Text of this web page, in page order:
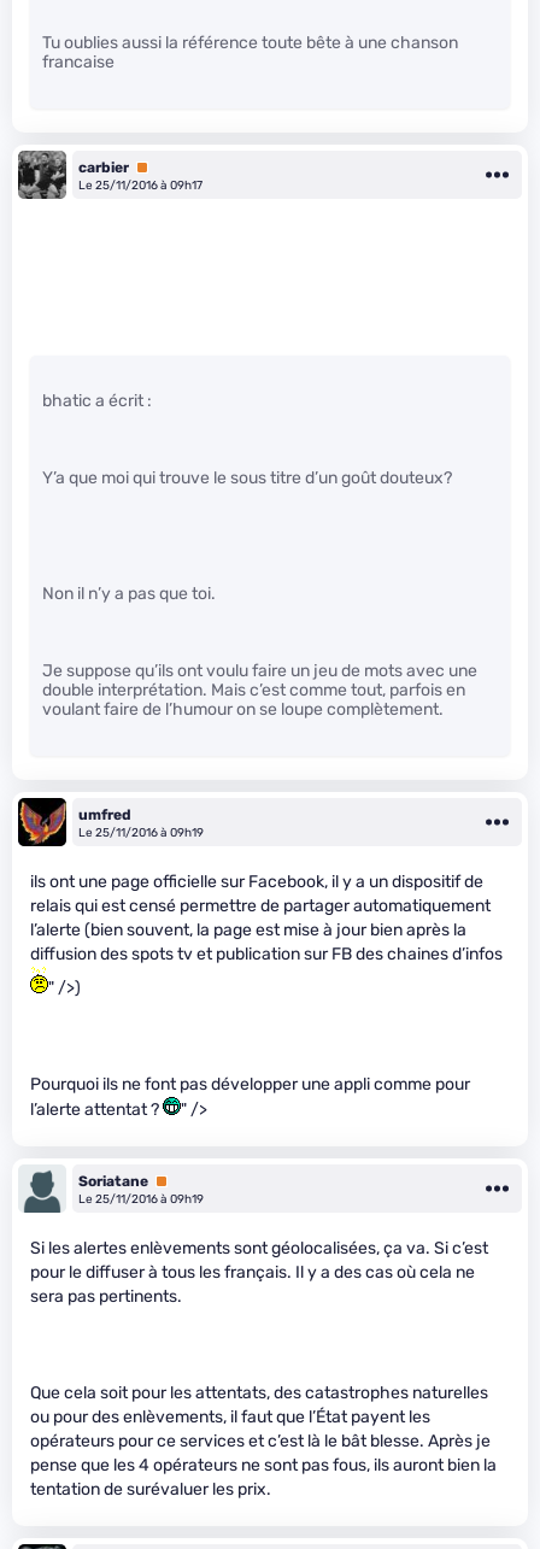
Tu oublies aussi la référence toute bête à une chanson
francaise
carbier Premium
Le 25/11/2016 à 09h17
bhatic a écrit :
Y’a que moi qui trouve le sous titre d’un goût douteux?
Non il n’y a pas que toi.
Je suppose qu’ils ont voulu faire un jeu de mots avec une
double interprétation. Mais c’est comme tout, parfois en
voulant faire de l’humour on se loupe complètement.
umfred
Le 25/11/2016 à 09h19
ils ont une page officielle sur Facebook, il y a un dispositif de
relais qui est censé permettre de partager automatiquement
l’alerte (bien souvent, la page est mise à jour bien après la
diffusion des spots tv et publication sur FB des chaines d’infos
" />)
Pourquoi ils ne font pas développer une appli comme pour
l’alerte attentat ?
" />
Soriatane Premium
Le 25/11/2016 à 09h19
Si les alertes enlèvements sont géolocalisées, ça va. Si c’est
pour le diffuser à tous les français. Il y a des cas où cela ne
sera pas pertinents.
Que cela soit pour les attentats, des catastrophes naturelles
ou pour des enlèvements, il faut que l’État payent les
opérateurs pour ce services et c’est là le bât blesse. Après je
pense que les 4 opérateurs ne sont pas fous, ils auront bien la
tentation de surévaluer les prix.